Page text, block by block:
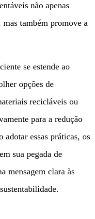
não apenas
mas também promove a
se estende ao
opções de
recicláveis ou
para a redução
adotar essas práticas, os
sua pegada de
mensagem clara às